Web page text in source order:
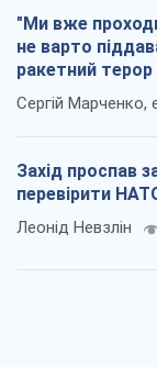
"Ми вже
не варто
ракетний терор
Сергій Марченко,
Захід проспав
перевірити
Леонід Невзлін